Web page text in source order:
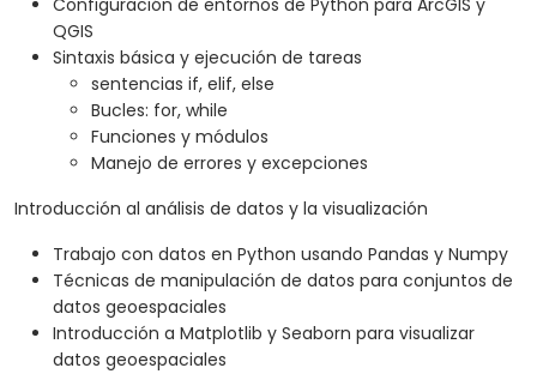
Configuración de entornos de Python para ArcGIS y
QGIS
Sintaxis básica y ejecución de tareas
sentencias if, elif, else
Bucles: for, while
Funciones y módulos
Manejo de errores y excepciones
Introducción al análisis de datos y la visualización
Trabajo con datos en Python usando Pandas y Numpy
Técnicas de manipulación de datos para conjuntos de
datos geoespaciales
Introducción a Matplotlib y Seaborn para visualizar
datos geoespaciales